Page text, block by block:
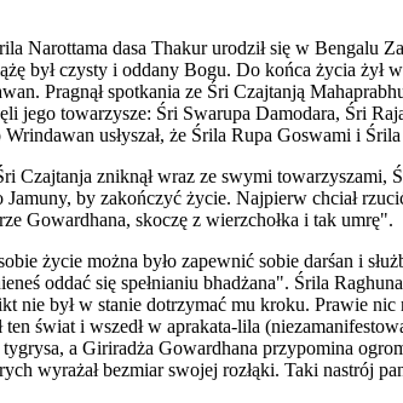
Narottama dasa Thakur urodził się w Bengalu
był czysty i oddany Bogu. Do końca życia żył
Pragnął spotkania ze Śri Czajtanją
jego towarzysze: Śri Swarupa Damodara, Śri
usłyszał, że Śrila Rupa Goswami i
Czajtanja zniknął wraz ze swymi towarzyszami,
by zakończyć życie. Najpierw chciał
Gowardhana, skoczę z wierzchołka i tak umrę".
życie można było zapewnić sobie darśan i
oddać się spełnianiu bhadżana". Śrila
był w stanie dotrzymać mu kroku. Prawie nic
świat i wszedł w aprakata-lila
a Giriradża Gowardhana przypomina
wyrażał bezmiar swojej rozłąki. Taki nastrój